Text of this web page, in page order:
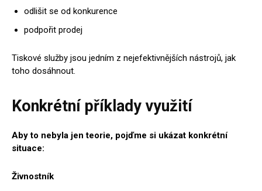
odlišit se od konkurence
podpořit prodej
Tiskové služby jsou jedním z nejefektivnějších nástrojů, jak
toho dosáhnout.
Konkrétní příklady využití
Aby to nebyla jen teorie, pojďme si ukázat konkrétní
situace:
Živnostník